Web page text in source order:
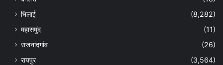
भिलाई
(8,282)
महासमुंद
(11)
राजनांदगांव
(26)
रायपुर
(3,564)